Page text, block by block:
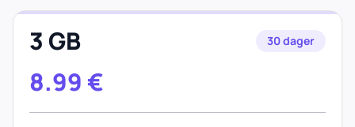
3 GB 30 dager
8.99 €